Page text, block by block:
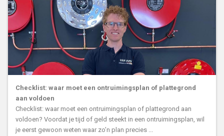
Checklist: waar moet een ontruimingsplan of plattegrond
aan voldoen
Checklist: waar moet een ontruimingsplan of plattegrond aan
voldoen? Voordat je tijd of geld steekt in een ontruimingsplan, wil
je eerst gewoon weten waar zo’n plan precies ...